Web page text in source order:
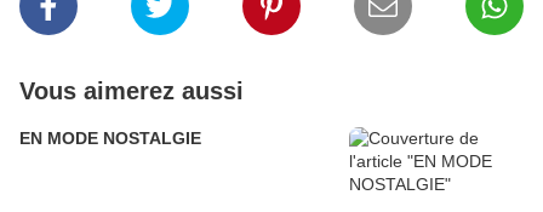
Vous aimerez aussi
EN MODE NOSTALGIE